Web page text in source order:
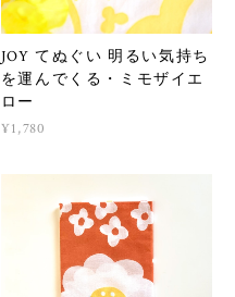
JOY てぬぐい 明るい気持ち
を運んでくる・ミモザイエ
ロー
¥1,780